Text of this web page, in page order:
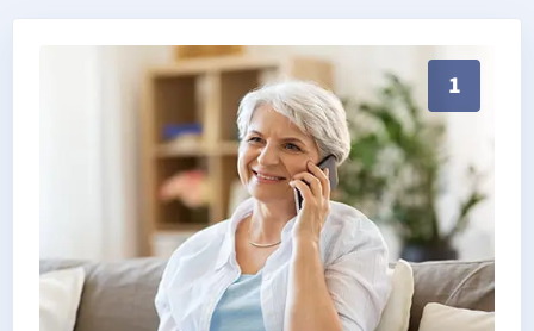
1
Persönliche Treppenlift-Beratung in Rudolstadt